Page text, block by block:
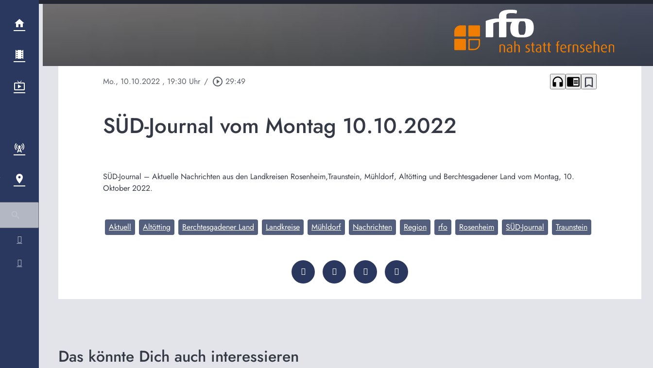
Mo., 10.10.2022 , 19:30 Uhr / play_circle_outline 29:49 headphones chrome_reader_mode bookmark_border
SÜD-Journal vom Montag 10.10.2022
SÜD-Journal – Aktuelle Nachrichten aus den Landkreisen Rosenheim,Traunstein, Mühldorf, Altötting und Berchtesgadener Land vom Montag, 10.
Oktober 2022.
Aktuell Altötting Berchtesgadener Land Landkreise Mühldorf Nachrichten Region rfo Rosenheim SÜD-Journal Traunstein
Das könnte Dich auch interessieren